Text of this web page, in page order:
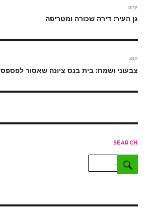
קודם
הפוסט
גן העיר: דירה שכורה ומטריפה
הבא
הפוסט
צבעוני ושמח: בית בנס ציונה שאסור לפספס
SEARCH
חפש: